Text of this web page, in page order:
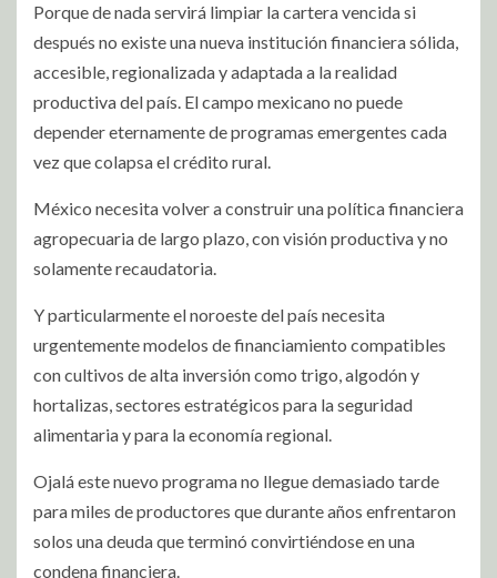
Porque de nada servirá limpiar la cartera vencida si
después no existe una nueva institución financiera sólida,
accesible, regionalizada y adaptada a la realidad
productiva del país. El campo mexicano no puede
depender eternamente de programas emergentes cada
vez que colapsa el crédito rural.
México necesita volver a construir una política financiera
agropecuaria de largo plazo, con visión productiva y no
solamente recaudatoria.
Y particularmente el noroeste del país necesita
urgentemente modelos de financiamiento compatibles
con cultivos de alta inversión como trigo, algodón y
hortalizas, sectores estratégicos para la seguridad
alimentaria y para la economía regional.
Ojalá este nuevo programa no llegue demasiado tarde
para miles de productores que durante años enfrentaron
solos una deuda que terminó convirtiéndose en una
condena financiera.